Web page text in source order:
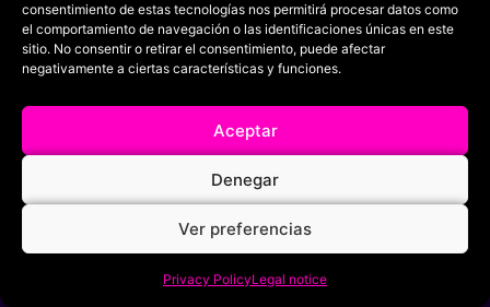
consentimiento de estas tecnologías nos permitirá procesar datos como
el comportamiento de navegación o las identificaciones únicas en este
sitio. No consentir o retirar el consentimiento, puede afectar
negativamente a ciertas características y funciones.
Aceptar
Denegar
Ver preferencias
Privacy PolicyLegal notice
Aviso Legal
Filmaniak (2026)
© All rights reserved
RRSS